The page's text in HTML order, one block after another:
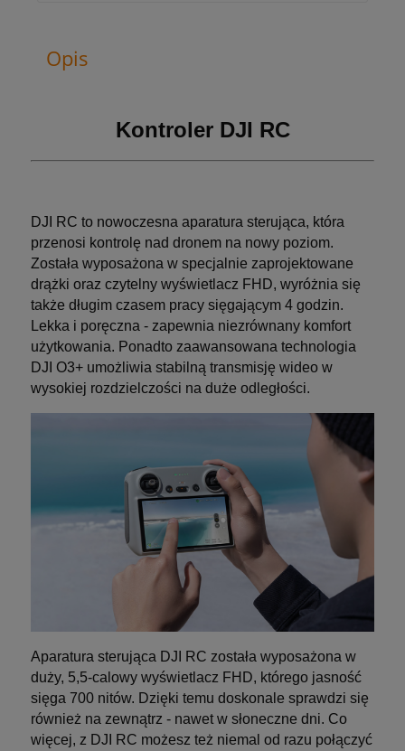
Opis
Kontroler DJI RC
DJI RC to nowoczesna aparatura sterująca, która
przenosi kontrolę nad dronem na nowy poziom.
Została wyposażona w specjalnie zaprojektowane
drążki oraz czytelny wyświetlacz FHD, wyróżnia się
także długim czasem pracy sięgającym 4 godzin.
Lekka i poręczna - zapewnia niezrównany komfort
użytkowania. Ponadto zaawansowana technologia
DJI O3+ umożliwia stabilną transmisję wideo w
wysokiej rozdzielczości na duże odległości.
Aparatura sterująca DJI RC została wyposażona w
duży, 5,5-calowy wyświetlacz FHD, którego jasność
sięga 700 nitów. Dzięki temu doskonale sprawdzi się
również na zewnątrz - nawet w słoneczne dni. Co
więcej, z DJI RC możesz też niemal od razu połączyć